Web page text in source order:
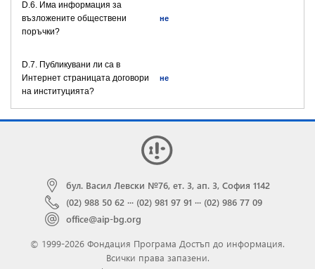
D.6. Има информация за
възложените обществени
поръчки?
не
D.7. Публикувани ли са в
Интернет страницата договори
на институцията?
не
бул. Васил Левски №76, ет. 3, ап. 3, София 1142
(02) 988 50 62 ··· (02) 981 97 91 ··· (02) 986 77 09
office@aip-bg.org
© 1999-2026 Фондация Програма Достъп до информация.
Всички права запазени.